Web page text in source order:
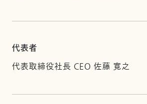
代表者
代表取締役社長 CEO 佐藤 寛之